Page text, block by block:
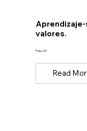
valores.
Puig, J. M.
Read